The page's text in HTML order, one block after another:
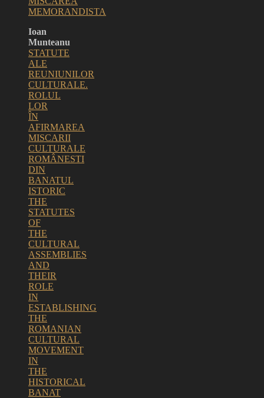
MEMORANDISTA
Ioan
Munteanu
STATUTE
ALE
REUNIUNILOR
CULTURALE.
ROLUL
LOR
ÎN
AFIRMAREA
MISCARII
CULTURALE
ROMÂNESTI
DIN
BANATUL
ISTORIC
THE
STATUTES
OF
THE
CULTURAL
ASSEMBLIES
AND
THEIR
ROLE
IN
ESTABLISHING
THE
ROMANIAN
CULTURAL
MOVEMENT
IN
THE
HISTORICAL
BANAT